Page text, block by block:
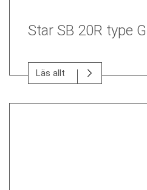
Star SB 20R type G
Läs allt